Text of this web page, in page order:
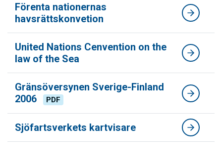
Förenta nationernas
havsrättskonvetion
United Nations Cenvention on the
law of the Sea
Gränsöversynen Sverige-Finland
2006
PDF
Sjöfartsverkets kartvisare